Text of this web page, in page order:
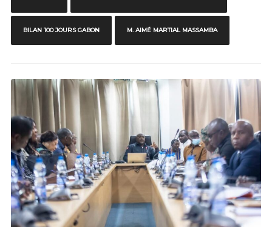
BILAN 100 JOURS GABON M. AIMÉ MARTIAL MASSAMBA